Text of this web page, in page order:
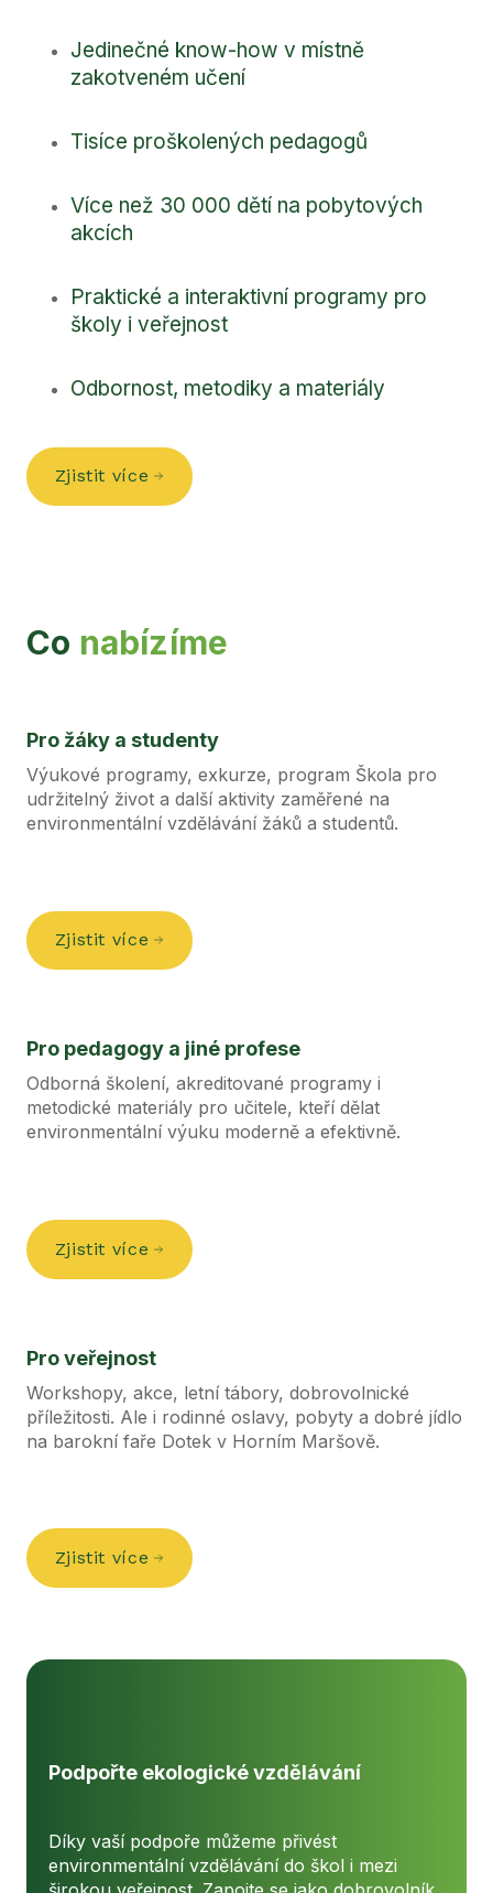
Jedinečné know-how v místně
zakotveném učení
Tisíce proškolených pedagogů
Více než 30 000 dětí na pobytových
akcích
Praktické a interaktivní programy pro
školy i veřejnost
Odbornost, metodiky a materiály
Zjistit více
Co nabízíme
Pro žáky a studenty
Výukové programy, exkurze, program Škola pro
udržitelný život a další aktivity zaměřené na
environmentální vzdělávání žáků a studentů.
Zjistit více
Pro pedagogy a jiné profese
Odborná školení, akreditované programy i
metodické materiály pro učitele, kteří dělat
environmentální výuku moderně a efektivně.
Zjistit více
Pro veřejnost
Workshopy, akce, letní tábory, dobrovolnické
příležitosti. Ale i rodinné oslavy, pobyty a dobré jídlo
na barokní faře Dotek v Horním Maršově.
Zjistit více
Podpořte ekologické vzdělávání
Díky vaší podpoře můžeme přivést
environmentální vzdělávání do škol i mezi